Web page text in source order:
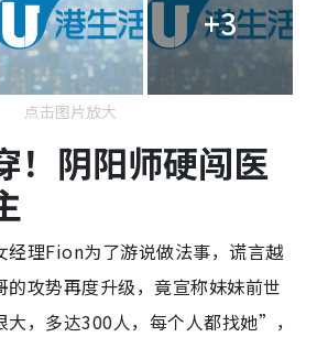
+3
点击图片放大
！阴阳师硬闯医
经理Fion为了游说做法事，谎言越
的攻势再度升级，竟宣称妹妹前世
，多达300人，每个人都找她”，